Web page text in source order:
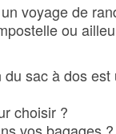
voyage de
ou
du sac à dos est
choisir ?